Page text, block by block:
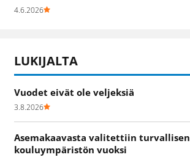
4.6.2026
LUKIJALTA
Vuodet eivät ole veljeksiä
3.8.2026
Asemakaavasta valitettiin turvallisen
kouluympäristön vuoksi